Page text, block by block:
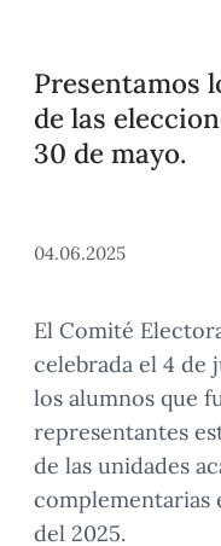
Presentamos
de las
30 de mayo.
04.06.2025
El Comité
celebrada el 4 de
los alumnos que
representantes
de las unidades
complementarias
del 2025.